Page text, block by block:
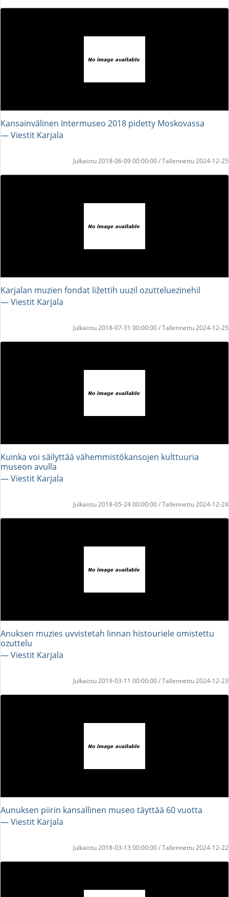
Kansainvälinen Intermuseo 2018 pidetty Moskovassa
― Viestit Karjala
Julkaistu 2018-06-09 00:00:00 / Tallennettu 2024-12-25
Karjalan muzien fondat ližettih uuzil ozutteluezinehil
― Viestit Karjala
Julkaistu 2018-07-31 00:00:00 / Tallennettu 2024-12-25
Kuinka voi säilyttää vähemmistökansojen kulttuuria
museon avulla
― Viestit Karjala
Julkaistu 2018-05-24 00:00:00 / Tallennettu 2024-12-24
Anuksen muzies uvvistetah linnan histouriele omistettu
ozuttelu
― Viestit Karjala
Julkaistu 2019-03-11 00:00:00 / Tallennettu 2024-12-23
Aunuksen piirin kansallinen museo täyttää 60 vuotta
― Viestit Karjala
Julkaistu 2018-03-13 00:00:00 / Tallennettu 2024-12-22